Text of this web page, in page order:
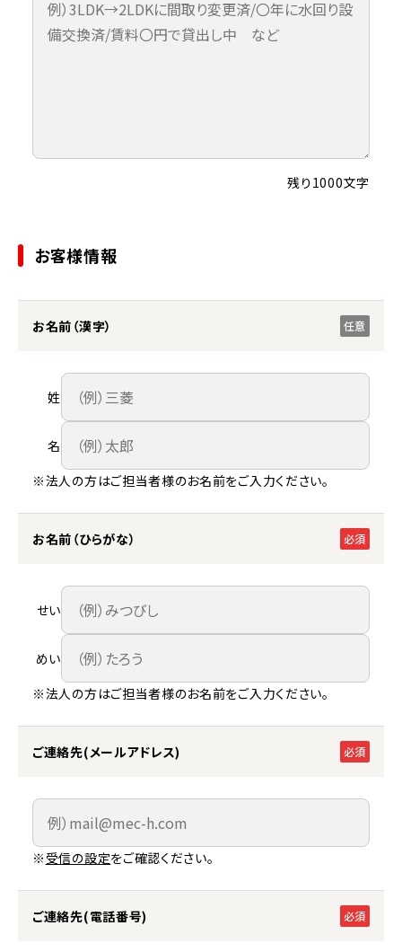
残り1000文字
お客様情報
お名前（漢字） 任意
姓
名
※法人の方はご担当者様のお名前をご入力ください。
お名前（ひらがな） 必須
せい
めい
※法人の方はご担当者様のお名前をご入力ください。
ご連絡先(メールアドレス) 必須
※ 受信の設定をご確認ください。
ご連絡先(電話番号) 必須